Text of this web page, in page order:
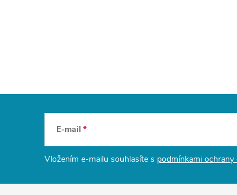
E-mail
Vložením e-mailu souhlasíte s podmínkami